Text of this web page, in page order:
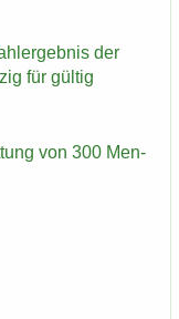
der
für gül­tig
von 300 Men­